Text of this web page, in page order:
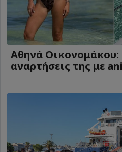
Αθηνά Οικονομάκου:
αναρτήσεις της με